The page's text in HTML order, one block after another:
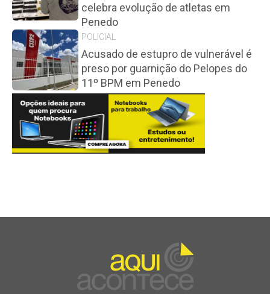
celebra evolução de atletas em
Penedo
POLICIAL
Acusado de estupro de vulnerável é
preso por guarnição do Pelopes do
11º BPM em Penedo